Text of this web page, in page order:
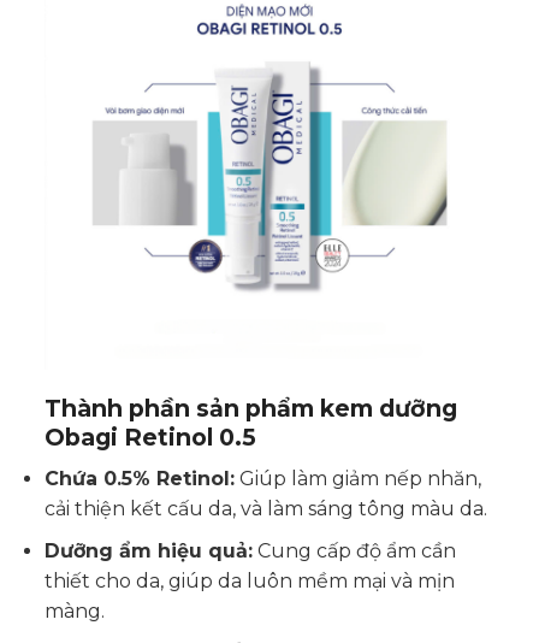
Thành phần sản phẩm kem dưỡng
Obagi Retinol 0.5
Chứa 0.5% Retinol:Giúp làm giảm nếp nhăn,
cải thiện kết cấu da, và làm sáng tông màu da.
Dưỡng ẩm hiệu quả:Cung cấp độ ẩm cần
thiết cho da, giúp da luôn mềm mại và mịn
màng.